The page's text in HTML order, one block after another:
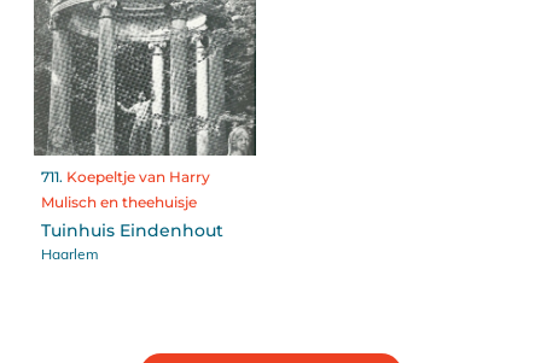
711. Koepeltje van Harry
Mulisch en theehuisje
Tuinhuis Eindenhout
Haarlem